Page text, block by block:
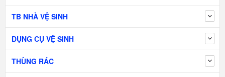
TB NHÀ VỆ SINH
DỤNG CỤ VỆ SINH
THÙNG RÁC